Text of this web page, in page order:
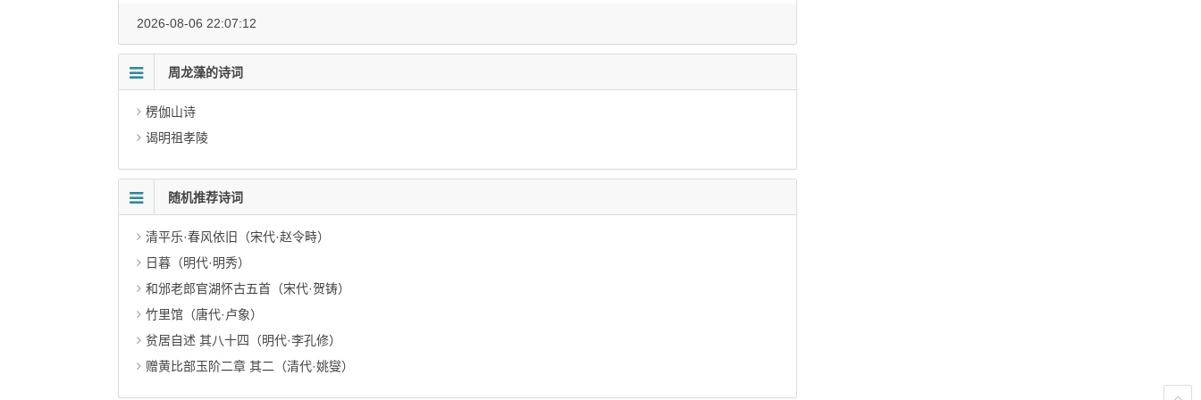
2026-08-06 22:07:12
周龙藻的诗词
楞伽山诗
谒明祖孝陵
随机推荐诗词
清平乐·春风依旧（宋代·赵令畤）
日暮（明代·明秀）
和邠老郎官湖怀古五首（宋代·贺铸）
竹里馆（唐代·卢象）
贫居自述 其八十四（明代·李孔修）
赠黄比部玉阶二章 其二（清代·姚燮）